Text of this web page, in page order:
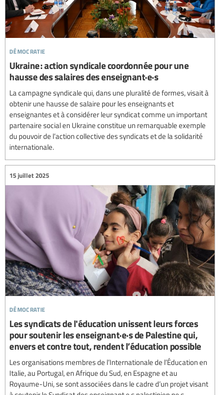
démocratie
Ukraine : action syndicale coordonnée pour une
hausse des salaires des enseignant·e·s
La campagne syndicale qui, dans une pluralité de formes, visait à
obtenir une hausse de salaire pour les enseignants et
enseignantes et à considérer leur syndicat comme un important
partenaire social en Ukraine constitue un remarquable exemple
du pouvoir de l’action collective des syndicats et de la solidarité
internationale.
démocratie
15 juillet 2025
Les syndicats de l'éducation unissent leurs forces
pour soutenir les enseignant·e·s de Palestine qui,
envers et contre tout, rendent l’éducation possible
Les organisations membres de l’Internationale de l’Éducation en
Italie, au Portugal, en Afrique du Sud, en Espagne et au
Royaume-Uni, se sont associées dans le cadre d’un projet visant